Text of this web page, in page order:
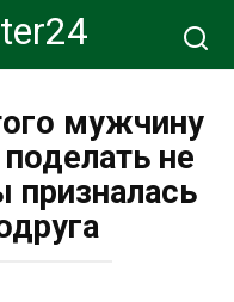
мужчину
не